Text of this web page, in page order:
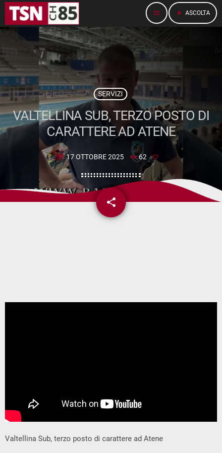
menu play_arrow ASCOLTA
SERVIZI
VALTELLINA SUB, TERZO POSTO DI
CARATTERE AD ATENE
today 17 OTTOBRE 2025 62
share
email
Valtellina Sub, terzo posto di carattere ad Atene